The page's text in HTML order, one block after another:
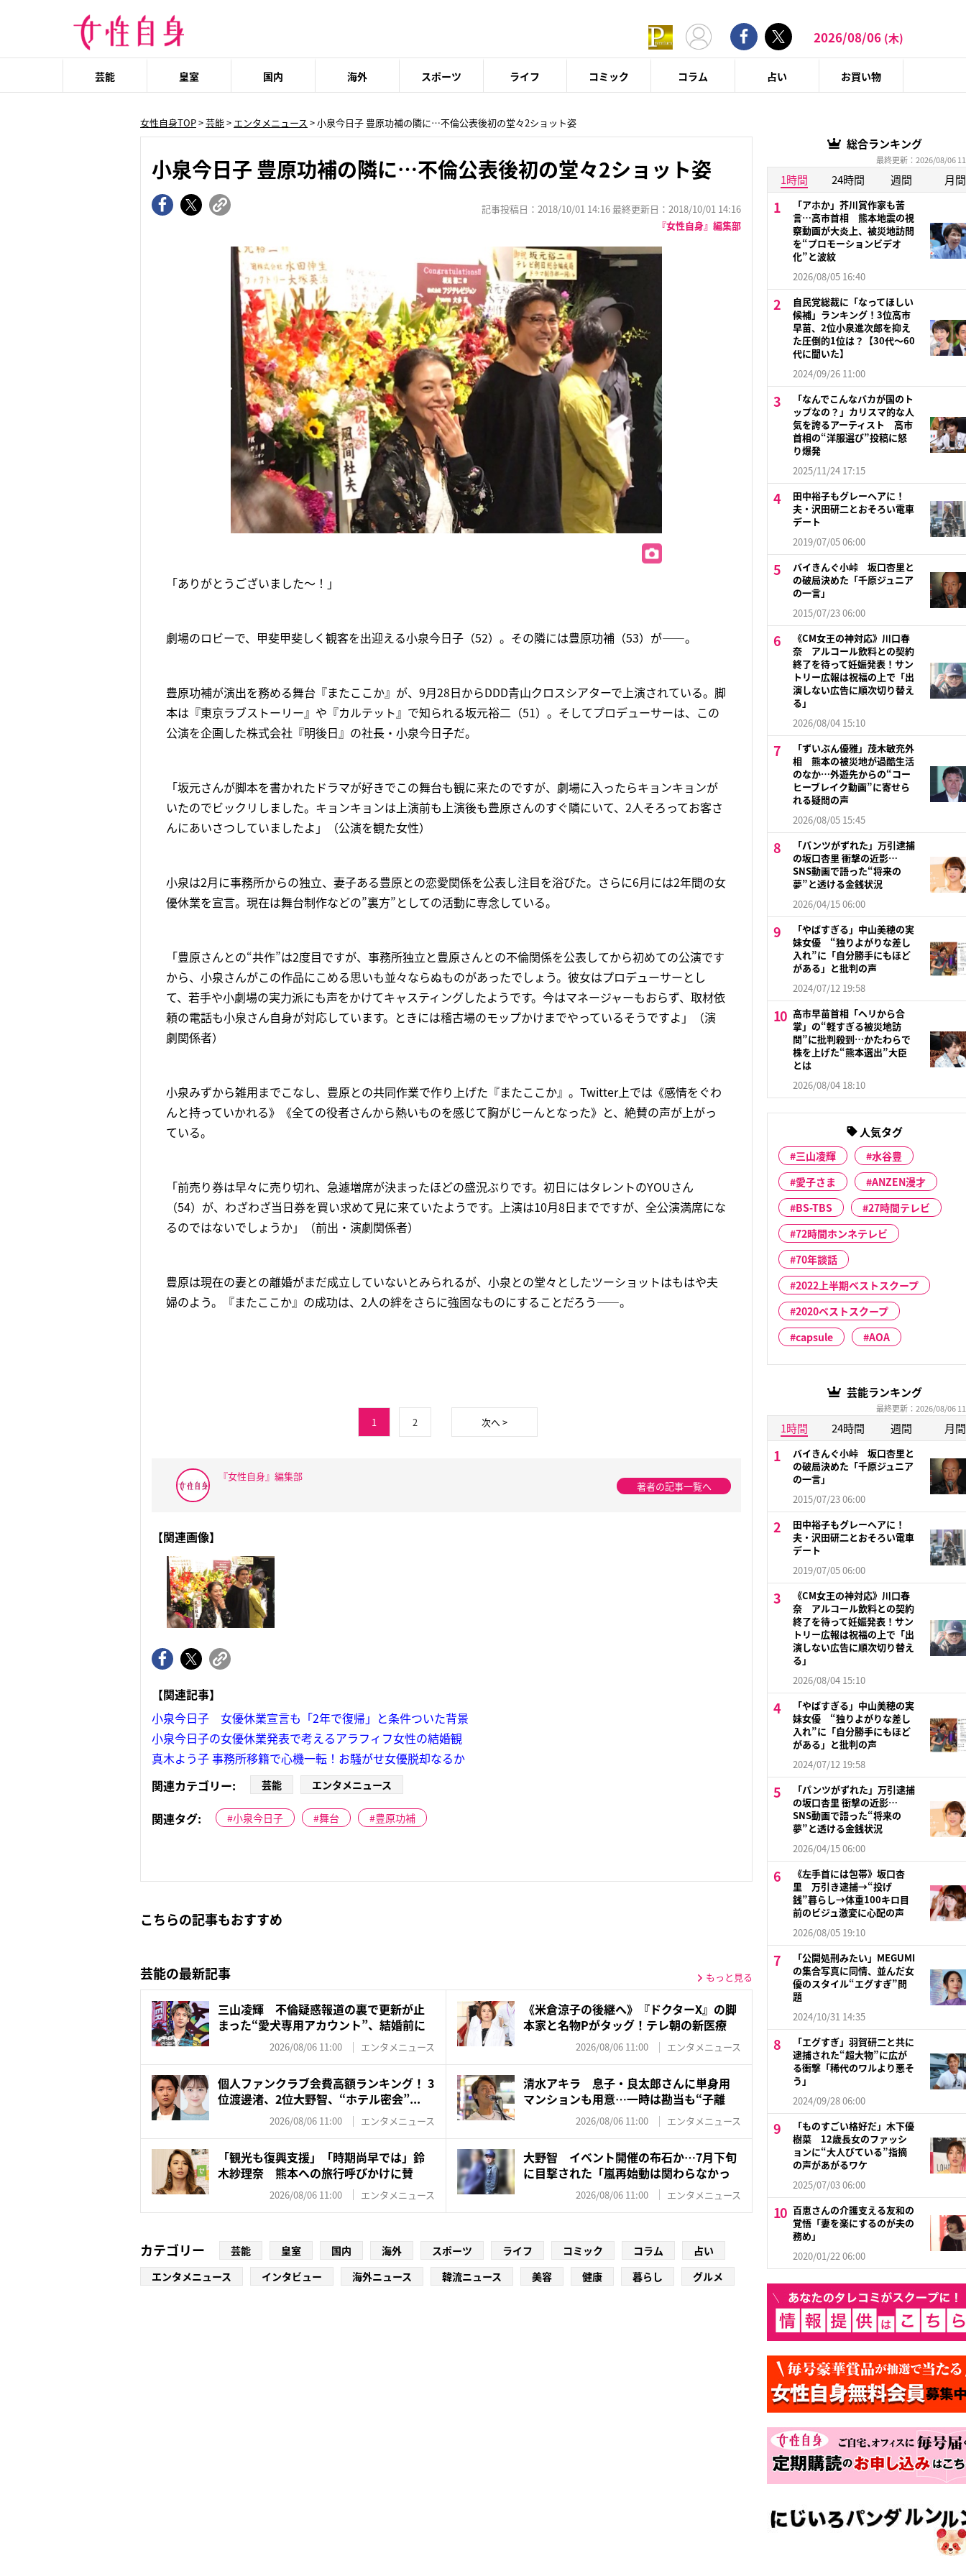
2026/08/06 (木)
芸能 皇室 国内 海外 スポーツ ライフ コミック コラム 占い お買い物
女性自身TOP>芸能> エンタメニュース > 小泉今日子 豊原功補の隣に…不倫公表後初の堂々2ショット姿
小泉今日子 豊原功補の隣に…不倫公表後初の堂々2ショット姿
記事投稿日：2018/10/01 14:16 最終更新日：2018/10/01 14:16
『女性自身』編集部
「ありがとうございました～！」
劇場のロビーで、甲斐甲斐しく観客を出迎える小泉今日子（52）。その隣には豊原功補（53）が――。
豊原功補が演出を務める舞台『またここか』が、9月28日からDDD青山クロスシアターで上演されている。脚
本は『東京ラブストーリー』や『カルテット』で知られる坂元裕二（51）。そしてプロデューサーは、この
公演を企画した株式会社『明後日』の社長・小泉今日子だ。
「坂元さんが脚本を書かれたドラマが好きでこの舞台も観に来たのですが、劇場に入ったらキョンキョンが
いたのでビックリしました。キョンキョンは上演前も上演後も豊原さんのすぐ隣にいて、2人そろってお客さ
んにあいさつしていましたよ」（公演を観た女性）
小泉は2月に事務所からの独立、妻子ある豊原との恋愛関係を公表し注目を浴びた。さらに6月には2年間の女
優休業を宣言。現在は舞台制作などの”裏方”としての活動に専念している。
「豊原さんとの“共作”は2度目ですが、事務所独立と豊原さんとの不倫関係を公表してから初めての公演です
から、小泉さんがこの作品にこめる思いも並々ならぬものがあったでしょう。彼女はプロデューサーとし
て、若手や小劇場の実力派にも声をかけてキャスティングしたようです。今はマネージャーもおらず、取材依
頼の電話も小泉さん自身が対応しています。ときには稽古場のモップかけまでやっているそうですよ」（演
劇関係者）
小泉みずから雑用までこなし、豊原との共同作業で作り上げた『またここか』。Twitter上では《感情をぐわ
んと持っていかれる》《全ての役者さんから熱いものを感じて胸がじーんとなった》と、絶賛の声が上がっ
ている。
「前売り券は早々に売り切れ、急遽増席が決まったほどの盛況ぶりです。初日にはタレントのYOUさん
（54）が、わざわざ当日券を買い求めて見に来ていたようです。上演は10月8日までですが、全公演満席にな
るのではないでしょうか」（前出・演劇関係者）
豊原は現在の妻との離婚がまだ成立していないとみられるが、小泉との堂々としたツーショットはもはや夫
婦のよう。『またここか』の成功は、2人の絆をさらに強固なものにすることだろう――。
1 2 次へ >
『女性自身』編集部
著者の記事一覧へ
【関連画像】
【関連記事】
小泉今日子 女優休業宣言も「2年で復帰」と条件ついた背景
小泉今日子の女優休業発表で考えるアラフィフ女性の結婚観
真木よう子 事務所移籍で心機一転！お騒がせ女優脱却なるか
関連カテゴリー:
芸能 エンタメニュース
関連タグ: 小泉今日子 舞台 豊原功補
こちらの記事もおすすめ
芸能の最新記事 もっと見る
三山凌輝 不倫疑惑報道の裏で更新が止
まった“愛犬専用アカウント”、結婚前に
2026/08/06 11:00 エンタメニュース
《米倉涼子の後継へ》『ドクターX』の脚
本家と名物Pがタッグ！テレ朝の新医療
2026/08/06 11:00 エンタメニュース
個人ファンクラブ会費高額ランキング！ 3
位渡邊渚、2位大野智、“ホテル密会”...
2026/08/06 11:00 エンタメニュース
清水アキラ 息子・良太郎さんに単身用
マンションも用意…一時は勘当も“子離
2026/08/06 11:00 エンタメニュース
「観光も復興支援」「時期尚早では」鈴
木紗理奈 熊本への旅行呼びかけに賛
2026/08/06 11:00 エンタメニュース
大野智 イベント開催の布石か…7月下旬
に目撃された「嵐再始動は関わらなかっ
2026/08/06 11:00 エンタメニュース
カテゴリー 芸能 皇室 国内 海外 スポーツ ライフ コミック コラム
占い
エンタメニュース
インタビュー 海外ニュース 韓流ニュース 美容 健康 暮らし グルメ
総合ランキング
最終更新：2026/08/06
1時間 24時間 週間 月間
「アホか」芥川賞作家も苦
言…高市首相 熊本地震の視
察動画が大炎上、被災地訪問
を“プロモーションビデオ
化”と波紋
2026/08/05 16:40
自民党総裁に「なってほしい
候補」ランキング！3位高市
早苗、2位小泉進次郎を抑え
た圧倒的1位は？【30代〜60
代に聞いた】
2024/09/26 11:00
「なんでこんなバカが国のト
ップなの？」カリスマ的な人
気を誇るアーティスト 高市
首相の“洋服選び”投稿に怒
り爆発
2025/11/24 17:15
田中裕子もグレーヘアに！
夫・沢田研二とおそろい電車
デート
2019/07/05 06:00
バイきんぐ小峠 坂口杏里と
の破局決めた「千原ジュニア
の一言」
2015/07/23 06:00
《CM女王の神対応》川口春
奈 アルコール飲料との契約
終了を待って妊娠発表！サン
トリー広報は祝福の上で「出
演しない広告に順次切り替え
る」
2026/08/04 15:10
「ずいぶん優雅」茂木敏充外
相 熊本の被災地が過酷生活
のなか…外遊先からの“コー
ヒーブレイク動画”に寄せら
れる疑問の声
2026/08/05 15:45
「パンツがずれた」万引逮捕
の坂口杏里 衝撃の近影…
SNS動画で語った“将来の
夢”と透ける金銭状況
2026/04/15 06:00
「やばすぎる」中山美穂の実
妹女優 “独りよがりな差し
入れ”に「自分勝手にもほど
がある」と批判の声
2024/07/12 19:58
高市早苗首相「ヘリから合
掌」の“軽すぎる被災地訪
問”に批判殺到…かたわらで
株を上げた“熊本選出”大臣
とは
2026/08/04 18:10
人気タグ
三山凌輝
水谷豊
愛子さま
ANZEN漫才
BS-TBS
27時間テレビ
72時間ホンネテレビ
70年談話
2022上半期ベストスクープ
2020ベストスクープ
capsule
AOA
芸能ランキング
最終更新：2026/08/06
1時間 24時間 週間 月間
バイきんぐ小峠 坂口杏里と
の破局決めた「千原ジュニア
の一言」
2015/07/23 06:00
田中裕子もグレーヘアに！
夫・沢田研二とおそろい電車
デート
2019/07/05 06:00
《CM女王の神対応》川口春
奈 アルコール飲料との契約
終了を待って妊娠発表！サン
トリー広報は祝福の上で「出
演しない広告に順次切り替え
る」
2026/08/04 15:10
「やばすぎる」中山美穂の実
妹女優 “独りよがりな差し
入れ”に「自分勝手にもほど
がある」と批判の声
2024/07/12 19:58
「パンツがずれた」万引逮捕
の坂口杏里 衝撃の近影…
SNS動画で語った“将来の
夢”と透ける金銭状況
2026/04/15 06:00
《左手首には包帯》坂口杏
里 万引き逮捕→“投げ
銭”暮らし→体重100キロ目
前のビジュ激変に心配の声
2026/08/05 19:10
「公開処刑みたい」MEGUMI
の集合写真に同情、並んだ女
優のスタイル“エグすぎ”問
題
2024/10/31 14:35
「エグすぎ」羽賀研二と共に
逮捕された“超大物”に広が
る衝撃「稀代のワルより悪そ
う」
2024/09/28 06:00
「ものすごい格好だ」木下優
樹菜 12歳長女のファッシ
ョンに“大人びている”指摘
の声があがるワケ
2025/07/03 06:00
百恵さんの介護支える友和の
覚悟「妻を楽にするのが夫の
務め」
2020/01/22 06:00